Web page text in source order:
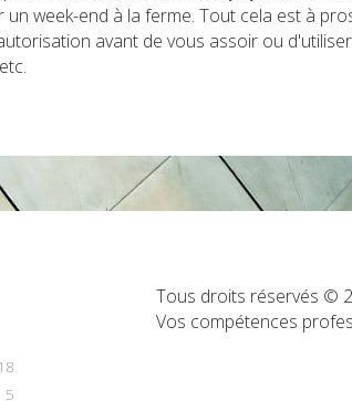
week-end à la ferme. Tout cela est à
avant de vous assoir ou
18
5
Tous droits réservés ©
Vos compétences